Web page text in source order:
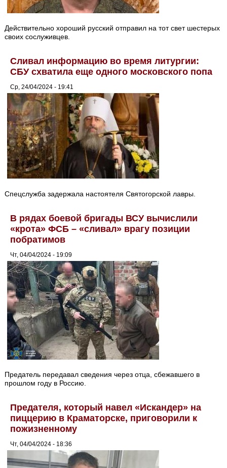
Действительно хороший русский отправил на тот свет шестерых
своих сослуживцев.
Сливал информацию во время литургии:
СБУ схватила еще одного московского попа
Ср, 24/04/2024 - 19:41
Спецслужба задержала настоятеля Святогорской лавры.
В рядах боевой бригады ВСУ вычислили
«крота» ФСБ – «сливал» врагу позиции
побратимов
Чт, 04/04/2024 - 19:09
Предатель передавал сведения через отца, сбежавшего в
прошлом году в Россию.
Предателя, который навел «Искандер» на
пиццерию в Краматорске, приговорили к
пожизненному
Чт, 04/04/2024 - 18:36